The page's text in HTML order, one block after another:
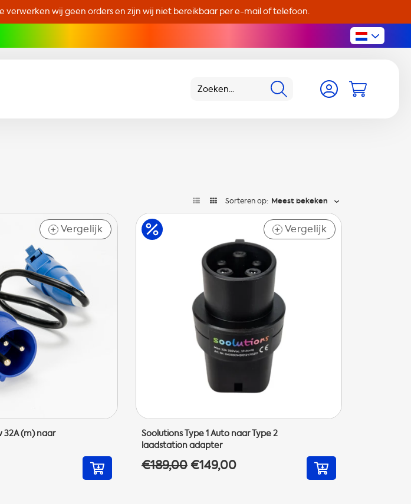
wij geen orders en zijn wij niet bereikbaar per e-mail of telefoon.
Sorteren op: Meest bekeken
+ Vergelijk
32A (m) naar
+ Vergelijk
Soolutions Type 1 Auto naar Type 2
laadstation adapter
€189,00€149,00